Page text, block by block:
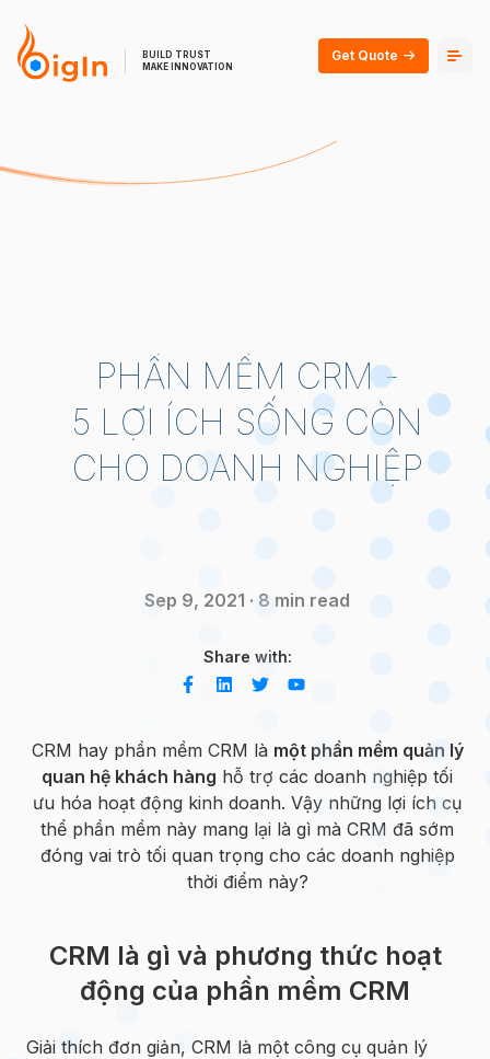
BUILD TRUST
MAKE INNOVATION
Get Quote
PHẦN MỀM CRM -
5 LỢI ÍCH SỐNG CÒN
CHO DOANH NGHIỆP
Sep 9, 2021 · 8 min read
Share with:
CRM hay phần mềm CRM là một phần mềm quản lý
quan hệ khách hàng hỗ trợ các doanh nghiệp tối
ưu hóa hoạt động kinh doanh. Vậy những lợi ích cụ
thể phần mềm này mang lại là gì mà CRM đã sớm
đóng vai trò tối quan trọng cho các doanh nghiệp
thời điểm này?
CRM là gì và phương thức hoạt
động của phần mềm CRM
Giải thích đơn giản, CRM là một công cụ quản lý